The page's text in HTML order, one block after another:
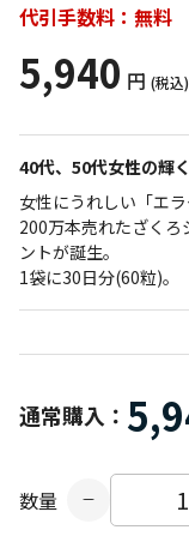
代引手数料：無料
40代、50代女性の輝
女性にうれしい「エ
200万本売れたざくろ
ントが誕生。
1袋に30日分(60粒)。
5,940 円 (税込)
通常購入：
数量